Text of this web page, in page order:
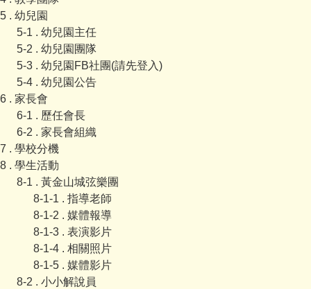
5 . 幼兒園
5-1 . 幼兒園主任
5-2 . 幼兒園團隊
5-3 . 幼兒園FB社團(請先登入)
5-4 . 幼兒園公告
6 . 家長會
6-1 . 歷任會長
6-2 . 家長會組織
7 . 學校分機
8 . 學生活動
8-1 . 黃金山城弦樂團
8-1-1 . 指導老師
8-1-2 . 媒體報導
8-1-3 . 表演影片
8-1-4 . 相關照片
8-1-5 . 媒體影片
8-2 . 小小解說員